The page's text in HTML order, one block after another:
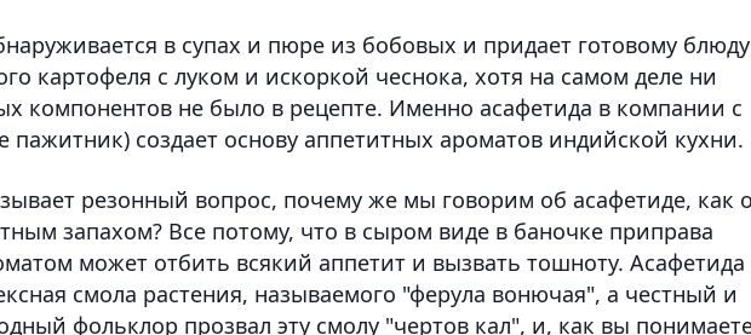
в супах и пюре из бобовых и придает готовому блюду
картофеля с луком и искоркой чеснока, хотя на самом деле ни
компонентов не было в рецепте. Именно асафетида в компании с
создает основу аппетитных ароматов индийской кухни.
резонный вопрос, почему же мы говорим об асафетиде, как
запахом? Все потому, что в сыром виде в баночке приправа
может отбить всякий аппетит и вызвать тошноту. Асафетида
смола растения, называемого "ферула вонючая", а честный и
фольклор прозвал эту смолу "чертов кал", и, как вы